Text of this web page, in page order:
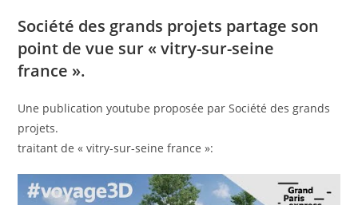
Société des grands projets partage son
point de vue sur « vitry-sur-seine
france ».
Une publication youtube proposée par Société des grands
projets.
traitant de « vitry-sur-seine france »: